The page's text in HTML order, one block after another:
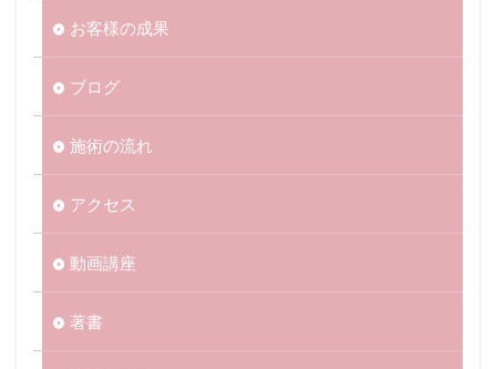
お客様の成果
ブログ
施術の流れ
アクセス
動画講座
著書